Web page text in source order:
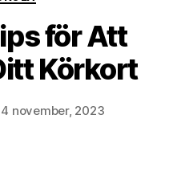
för Att
Körkort
4 november, 2023